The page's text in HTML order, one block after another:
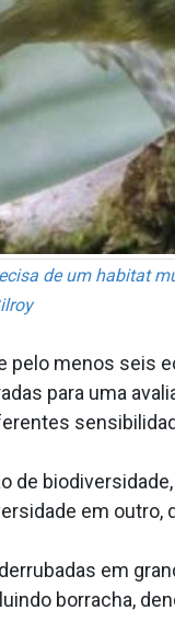
de um habitat
pelo menos seis
para uma
de
em
em
borracha,